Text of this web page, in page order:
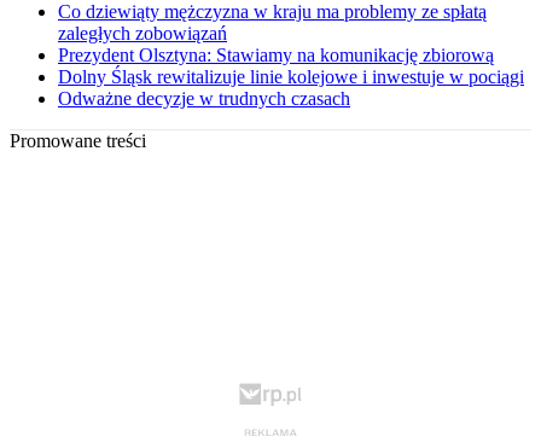
Co dziewiąty mężczyzna w kraju ma problemy ze spłatą
zaległych zobowiązań
Prezydent Olsztyna: Stawiamy na komunikację zbiorową
Dolny Śląsk rewitalizuje linie kolejowe i inwestuje w pociągi
Odważne decyzje w trudnych czasach
Promowane treści